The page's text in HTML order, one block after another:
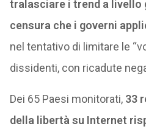
tralasciare i trend a livello
censura che i governi
nel tentativo di limitare le
dissidenti, con ricadute
Dei 65 Paesi monitorati, 33
della libertà su Internet